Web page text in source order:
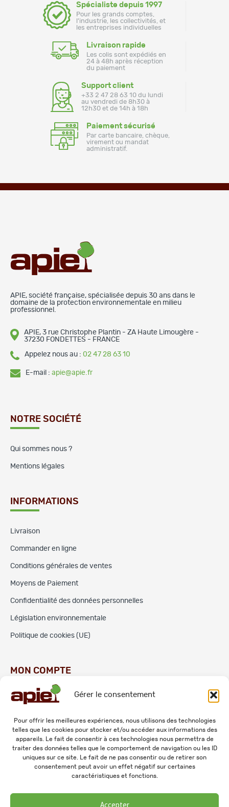
Gérer le consentement
Pour offrir les meilleures expériences, nous utilisons des technologies
telles que les cookies pour stocker et/ou accéder aux informations des
appareils. Le fait de consentir à ces technologies nous permettra de
traiter des données telles que le comportement de navigation ou les ID
uniques sur ce site. Le fait de ne pas consentir ou de retirer son
consentement peut avoir un effet négatif sur certaines
caractéristiques et fonctions.
Accepter
Spécialiste depuis 1997
Pour les grands comptes,
l'industrie, les collectivités, et
les entreprises individuelles
Livraison rapide
Les colis sont expédiés en
24 à 48h après réception
du paiement
Support client
+33 2 47 28 63 10 du lundi
au vendredi de 8h30 à
12h30 et de 14h à 18h
Paiement sécurisé
Par carte bancaire, chèque,
virement ou mandat
administratif.
APIE, société française, spécialisée depuis 30 ans dans le
domaine de la protection environnementale en milieu
professionnel.
APIE, 3 rue Christophe Plantin - ZA Haute Limougère -
37230 FONDETTES - FRANCE
Appelez nous au : 02 47 28 63 10
E-mail : apie@apie.fr
NOTRE SOCIÉTÉ
Qui sommes nous ?
Mentions légales
INFORMATIONS
Livraison
Commander en ligne
Conditions générales de ventes
Moyens de Paiement
Confidentialité des données personnelles
Législation environnementale
Politique de cookies (UE)
MON COMPTE
Commandes
Adresses
Mes informations personnelles